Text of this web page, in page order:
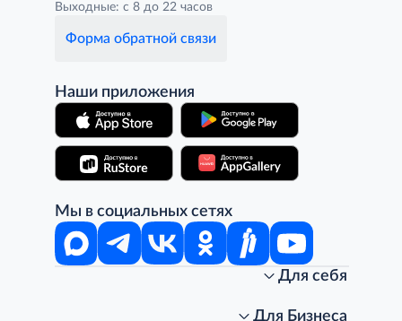
Выходные: с 8 до 22 часов
Форма обратной связи
Наши приложения
Мы в социальных сетях
Для себя
Стань клиентом METRO
Для Бизнеса